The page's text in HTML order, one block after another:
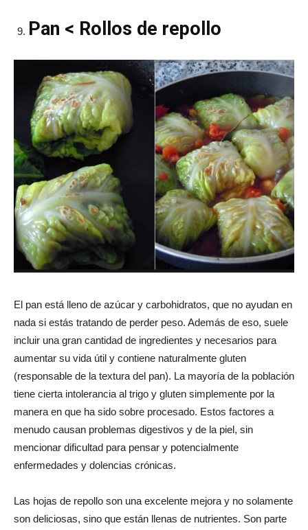
Pan < Rollos de repollo
El pan está lleno de azúcar y carbohidratos, que no ayudan en
nada si estás tratando de perder peso. Además de eso, suele
incluir una gran cantidad de ingredientes y necesarios para
aumentar su vida útil y contiene naturalmente gluten
(responsable de la textura del pan). La mayoría de la población
tiene cierta intolerancia al trigo y gluten simplemente por la
manera en que ha sido sobre procesado. Estos factores a
menudo causan problemas digestivos y de la piel, sin
mencionar dificultad para pensar y potencialmente
enfermedades y dolencias crónicas.
Las hojas de repollo son una excelente mejora y no solamente
son deliciosas, sino que están llenas de nutrientes. Son parte